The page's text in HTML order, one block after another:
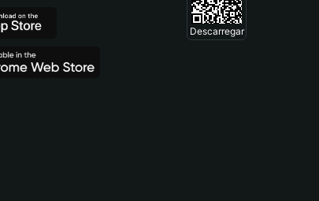
Descarregar